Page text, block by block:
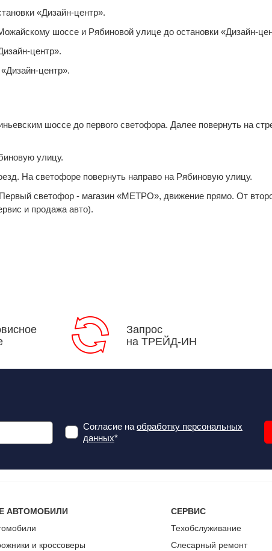
«Дизайн-центр».
шоссе и Рябиновой улице до остановки «Дизайн-
центр».
центр».
шоссе до первого светофора. Далее повернуть на
улицу.
На светофоре повернуть направо на Рябиновую улицу.
светофор - магазин «МЕТРО», движение прямо. От
и продажа авто).
Запрос
на ТРЕЙД-ИН
Согласие на обработку персональных
данных*
АВТОМОБИЛИ
и кроссоверы
СЕРВИС
Техобслуживание
Слесарный ремонт